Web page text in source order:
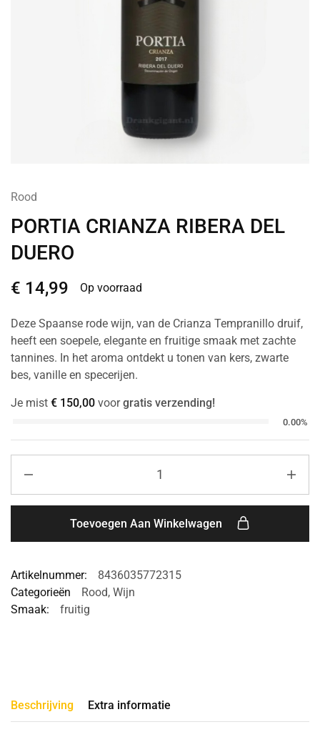
Rood
PORTIA CRIANZA RIBERA DEL
DUERO
€ 14,99 Op voorraad
Deze Spaanse rode wijn, van de Crianza Tempranillo druif,
heeft een soepele, elegante en fruitige smaak met zachte
tannines. In het aroma ontdekt u tonen van kers, zwarte
bes, vanille en specerijen.
Je mist € 150,00 voorgratis verzending!
0.00%
Toevoegen Aan Winkelwagen
Artikelnummer:
8436035772315
Categorieën
Rood, Wijn
Smaak:
fruitig
Beschrijving Extra informatie